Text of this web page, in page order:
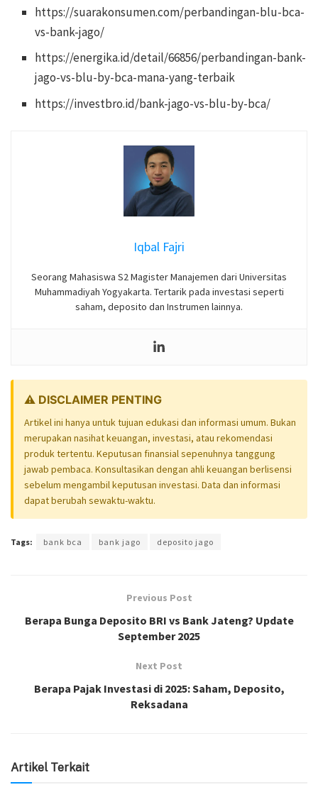
https://suarakonsumen.com/perbandingan-blu-bca-
vs-bank-jago/
https://energika.id/detail/66856/perbandingan-bank-
jago-vs-blu-by-bca-mana-yang-terbaik
https://investbro.id/bank-jago-vs-blu-by-bca/
Iqbal Fajri
Seorang Mahasiswa S2 Magister Manajemen dari Universitas
Muhammadiyah Yogyakarta. Tertarik pada investasi seperti
saham, deposito dan Instrumen lainnya.
⚠️ DISCLAIMER PENTING
Artikel ini hanya untuk tujuan edukasi dan informasi umum. Bukan
merupakan nasihat keuangan, investasi, atau rekomendasi
produk tertentu. Keputusan finansial sepenuhnya tanggung
jawab pembaca. Konsultasikan dengan ahli keuangan berlisensi
sebelum mengambil keputusan investasi. Data dan informasi
dapat berubah sewaktu-waktu.
Tags: bank bca bank jago deposito jago
Previous Post
Berapa Bunga Deposito BRI vs Bank Jateng? Update
September 2025
Next Post
Berapa Pajak Investasi di 2025: Saham, Deposito,
Reksadana
Artikel Terkait